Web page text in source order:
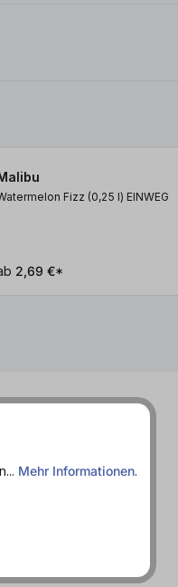
Fizz (0,25 l) EINWEG
2,69 €*
Mehr Informationen.